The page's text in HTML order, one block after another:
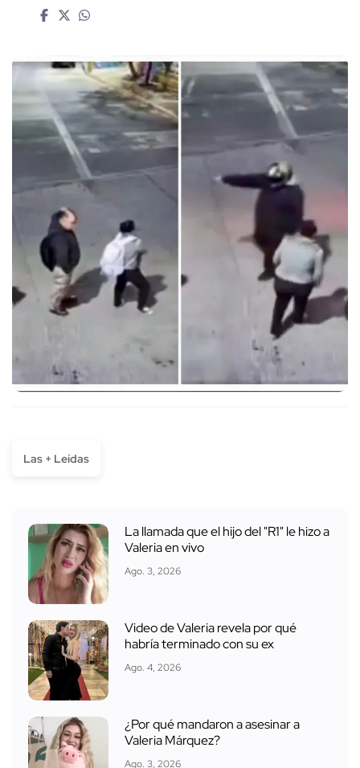
Las + Leídas
La llamada que el hijo del "R1" le hizo a
Valeria en vivo
Ago. 3, 2026
Video de Valeria revela por qué
habría terminado con su ex
Ago. 4, 2026
¿Por qué mandaron a asesinar a
Valeria Márquez?
Ago. 3, 2026